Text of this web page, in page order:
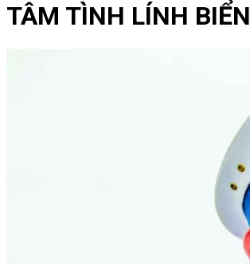
TÂM TÌNH LÍNH BIỂN